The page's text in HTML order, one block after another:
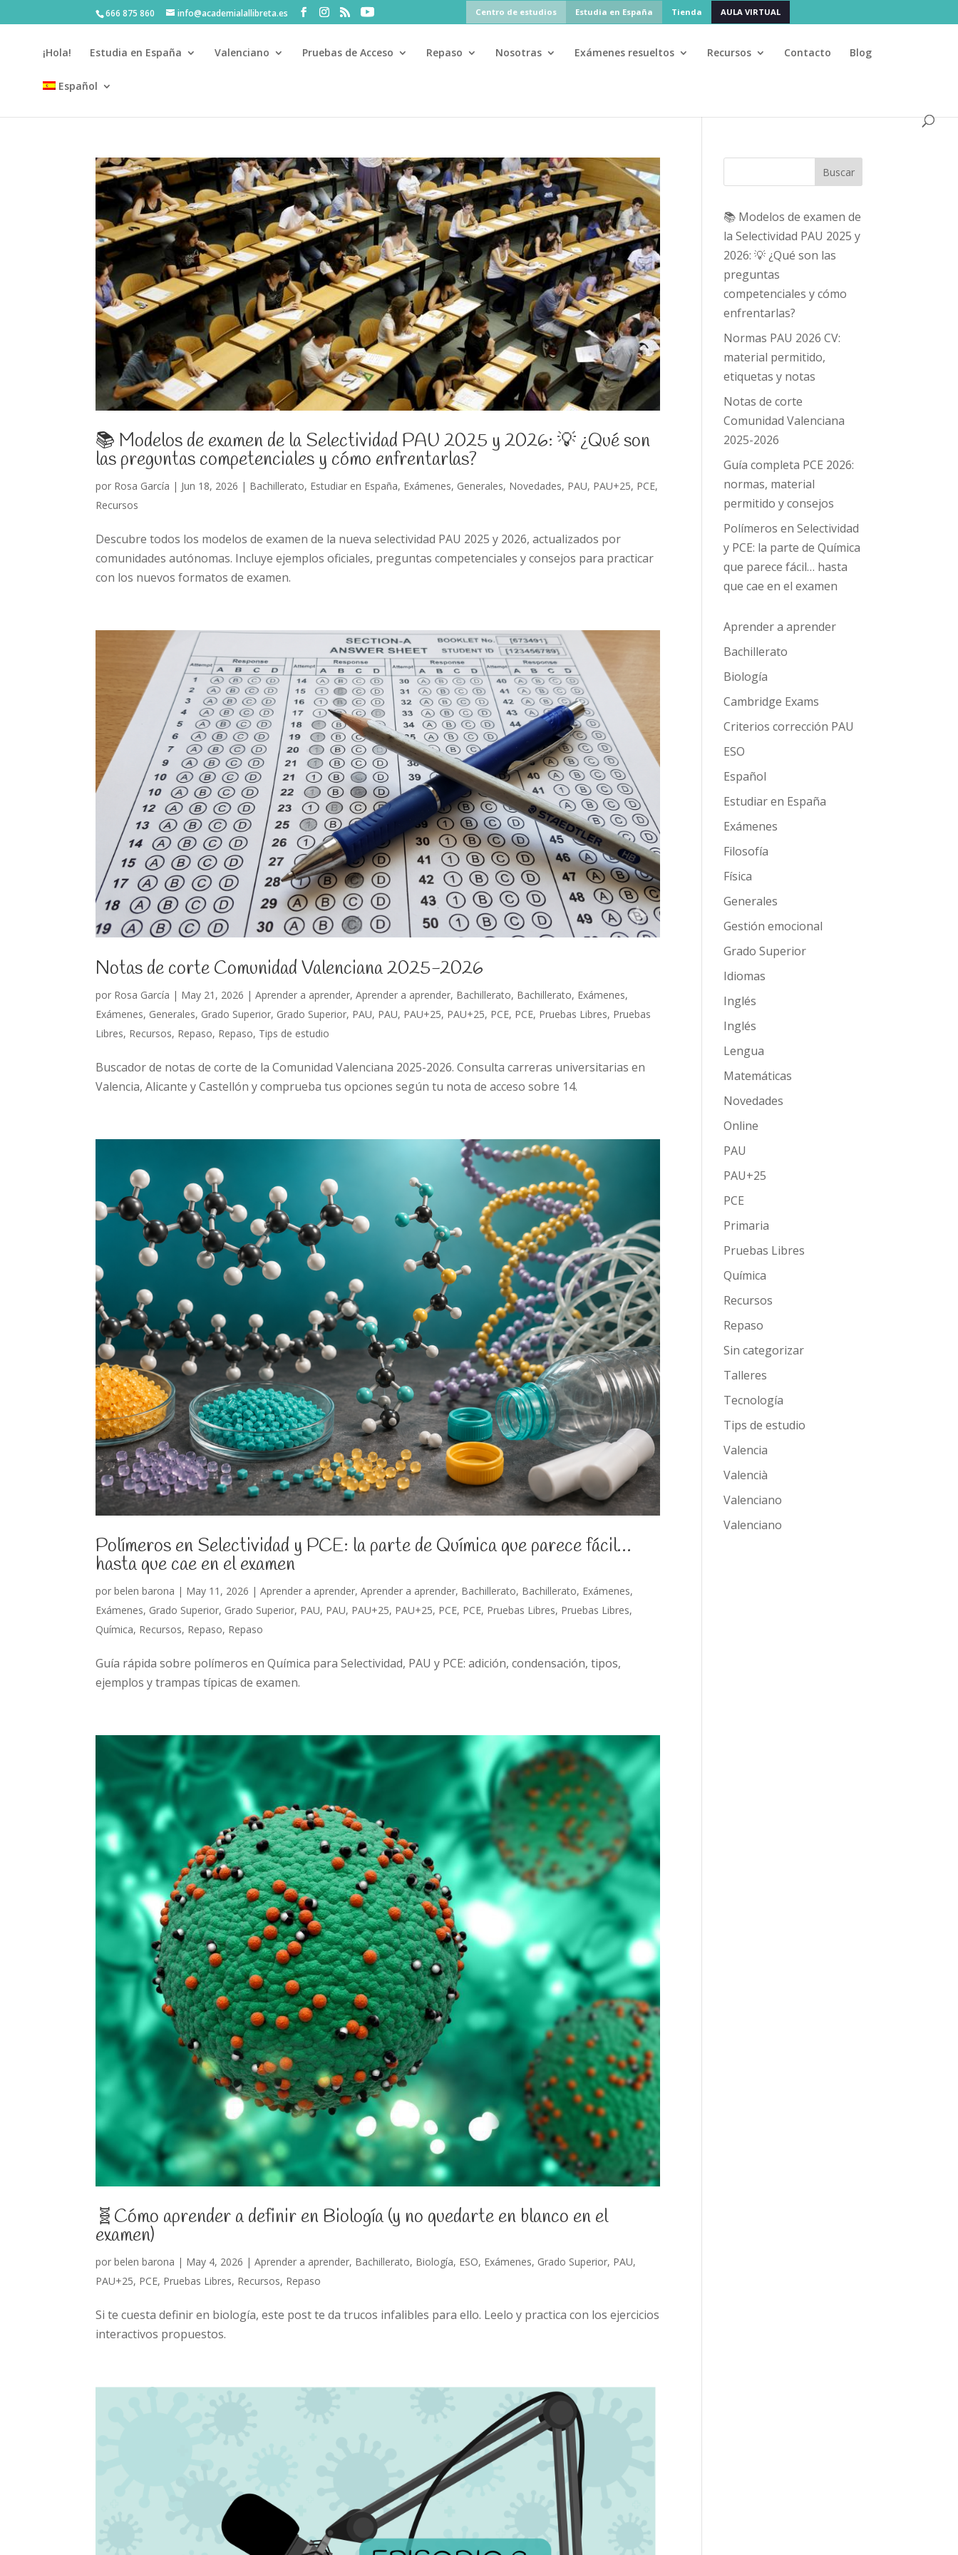
666 875 860 info@academialallibreta.es Centro de estudios Estudia en España Tienda AULA VIRTUAL
¡Hola! Estudia en España Valenciano Pruebas de Acceso Repaso Nosotras Exámenes resueltos Recursos Contacto Blog
Español
📚 Modelos de examen de la Selectividad PAU 2025 y 2026: 💡 ¿Qué son
las preguntas competenciales y cómo enfrentarlas?
por Rosa García | Jun 18, 2026 | Bachillerato, Estudiar en España, Exámenes, Generales, Novedades, PAU, PAU+25, PCE,
Recursos
Descubre todos los modelos de examen de la nueva selectividad PAU 2025 y 2026, actualizados por
comunidades autónomas. Incluye ejemplos oficiales, preguntas competenciales y consejos para practicar
con los nuevos formatos de examen.
Notas de corte Comunidad Valenciana 2025-2026
por Rosa García | May 21, 2026 |Aprender a aprender,Aprender a aprender, Bachillerato, Bachillerato, Exámenes,
Exámenes, Generales, Grado Superior, Grado Superior, PAU, PAU, PAU+25, PAU+25, PCE, PCE, Pruebas Libres, Pruebas
Libres, Recursos, Repaso, Repaso, Tips de estudio
Buscador de notas de corte de la Comunidad Valenciana 2025-2026. Consulta carreras universitarias en
Valencia, Alicante y Castellón y comprueba tus opciones según tu nota de acceso sobre 14.
Polímeros en Selectividad y PCE: la parte de Química que parece fácil…
hasta que cae en el examen
porbelen barona | May 11, 2026 |Aprender a aprender,Aprender a aprender, Bachillerato, Bachillerato, Exámenes,
Exámenes, Grado Superior, Grado Superior, PAU, PAU, PAU+25, PAU+25, PCE, PCE, Pruebas Libres, Pruebas Libres,
Química, Recursos, Repaso, Repaso
Guía rápida sobre polímeros en Química para Selectividad, PAU y PCE: adición, condensación, tipos,
ejemplos y trampas típicas de examen.
🧬Cómo aprender a definir en Biología (y no quedarte en blanco en el
examen)
porbelen barona | May 4, 2026 |Aprender a aprender, Bachillerato, Biología, ESO, Exámenes, Grado Superior, PAU,
PAU+25, PCE, Pruebas Libres, Recursos, Repaso
Si te cuesta definir en biología, este post te da trucos infalibles para ello. Leelo y practica con los ejercicios
interactivos propuestos.
Buscar
📚 Modelos de examen de
la Selectividad PAU 2025 y
2026: 💡 ¿Qué son las
preguntas
competenciales y cómo
enfrentarlas?
Normas PAU 2026 CV:
material permitido,
etiquetas y notas
Notas de corte
Comunidad Valenciana
2025-2026
Guía completa PCE 2026:
normas, material
permitido y consejos
Polímeros en Selectividad
y PCE: la parte de Química
que parece fácil… hasta
que cae en el examen
Aprender a aprender
Bachillerato
Biología
Cambridge Exams
Criterios corrección PAU
ESO
Español
Estudiar en España
Exámenes
Filosofía
Física
Generales
Gestión emocional
Grado Superior
Idiomas
Inglés
Inglés
Lengua
Matemáticas
Novedades
Online
PAU
PAU+25
PCE
Primaria
Pruebas Libres
Química
Recursos
Repaso
Sin categorizar
Talleres
Tecnología
Tips de estudio
Valencia
Valencià
Valenciano
Valenciano